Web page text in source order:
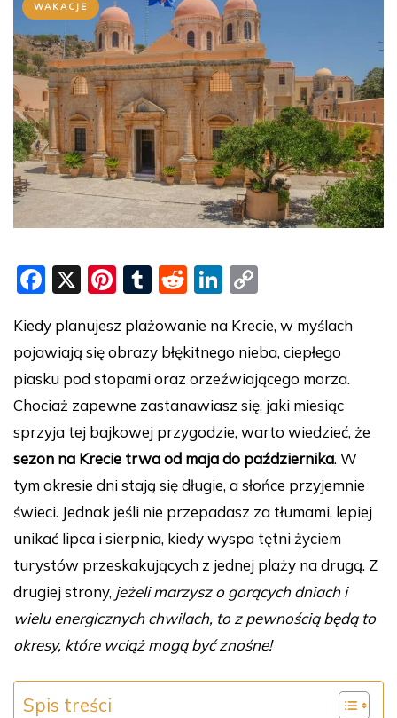
WAKACJE
F
c
e
b
o
o
k
X
Pi
er
e
st
T
m
bl
r
R
d
di
t
Li
k
e
dI
n
p
y
Li
n
k
Kiedy planujesz plażowanie na Krecie, w myślach
pojawiają się obrazy błękitnego nieba, ciepłego
piasku pod stopami oraz orzeźwiającego morza.
Chociaż zapewne zastanawiasz się, jaki miesiąc
sprzyja tej bajkowej przygodzie, warto wiedzieć, że
sezon na Krecie trwa od maja do października. W
tym okresie dni stają się długie, a słońce przyjemnie
świeci. Jednak jeśli nie przepadasz za tłumami, lepiej
unikać lipca i sierpnia, kiedy wyspa tętni życiem
turystów przeskakujących z jednej plaży na drugą. Z
drugiej strony, jeżeli marzysz o gorących dniach i
wielu energicznych chwilach, to z pewnością będą to
okresy, które wciąż mogą być znośne!
Spis treści